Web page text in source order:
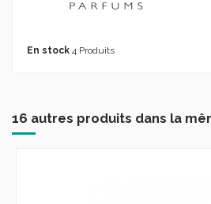
En stock 4 Produits
16 autres produits dans la